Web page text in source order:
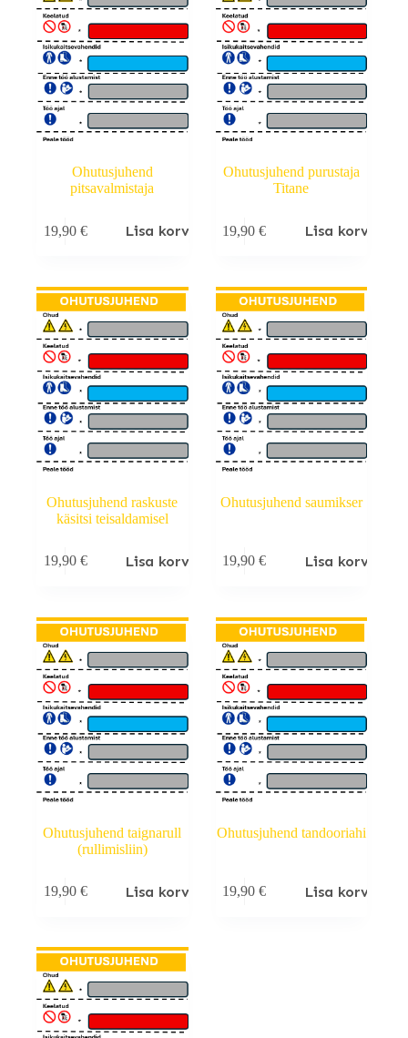
Ohutusjuhend
pitsavalmistaja
19,90 € Lisa korvi
Ohutusjuhend purustaja
Titane
19,90€ Lisa korvi
Ohutusjuhend raskuste
käsitsi teisaldamisel
19,90 € Lisa korvi
Ohutusjuhend saumikser
19,90€ Lisa korvi
Ohutusjuhend taignarull
(rullimisliin)
19,90 € Lisa korvi
Ohutusjuhend tandooriahi
19,90€ Lisa korvi